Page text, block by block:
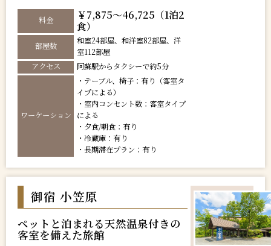
料金
￥7,875～46,725（1泊2
食）
部屋数
和室24部屋、和洋室82部屋、洋
室112部屋
アクセス
阿蘇駅からタクシーで約5分
ワーケーション
・テーブル、椅子：有り（客室タ
イプによる）
・室内コンセント数：客室タイプ
による
・夕食/朝食：有り
・冷蔵庫：有り
・長期滞在プラン：有り
御宿 小笠原
ペットと泊まれる天然温泉付きの
客室を備えた旅館